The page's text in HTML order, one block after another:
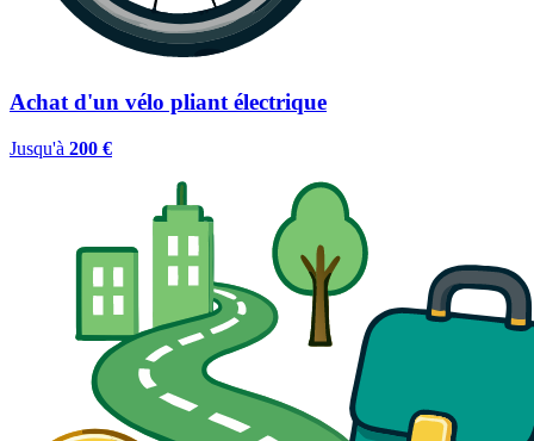
Achat d'un vélo pliant électrique
Jusqu'à 200 €